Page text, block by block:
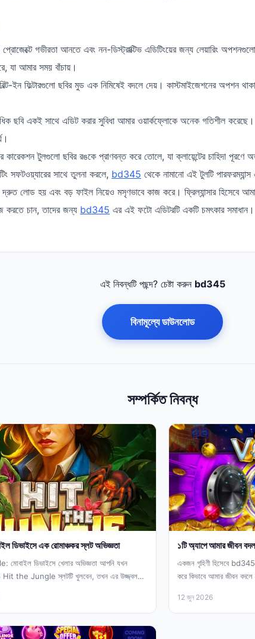
প্রোজেক্টে গভীরতা আনতে এবং নন-ডিস্ট্রাক্টিভ এডিটিংয়ের জন্য লেয়ারিং
যা আমার সময় বাঁচায়।
বিল্ট-ইন ফিল্টারগুলো ছবির মুড এক নিমিষেই বদলে দেয়। কাস্টমাইজেশনের অপশন
ছবি একই সাথে এডিট করার সুবিধা আমার ওয়ার্কফ্লোকে অনেক গতিশীল করেছে।
কারেকশন টুলগুলো ছবির রঙকে প্রাণবন্ত করে তোলে, যা ক্লায়েন্টের চাহিদা
সফটওয়্যারের সাথে তুলনা করলে, bd345 থেকে নামানো এই টুলটি
লোড হয় এবং বড় ফাইল নিয়েও মসৃণভাবে কাজ করে। ফ্রিল্যান্সার হিসেবে
করতে চান, তাদের জন্য bd345 এর এই ফটো এডিটরটি একটি চমৎকার সমাধান।
এই নিবন্ধটি পছন্দ? চেষ্টা করুন bd345
বিনামূল্যে ডাউনলোড
সম্পর্কিত নিবন্ধ
ডিভাইসে এক রোমাঞ্চকর স্লট অভিজ্ঞতা
ডিভাইসে খেলার অভিজ্ঞতা আপনি যখন
Hit the Jungle স্লটটি খুলবেন, তখন এর উজ্জ্বল
১টি অ্যাপে আমার জীবন
একজন গৃহিণী হিসেবে
করে কিভাবে আমার জীবন
12 জুন 2026